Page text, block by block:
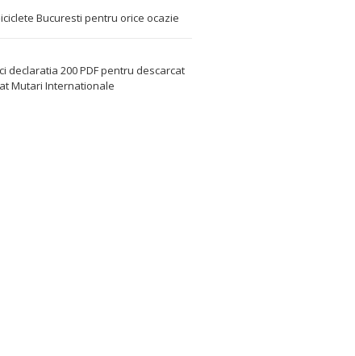
Bucuresti pentru orice ocazie
declaratia 200 PDFpentru descarcat
Mutari Internationale